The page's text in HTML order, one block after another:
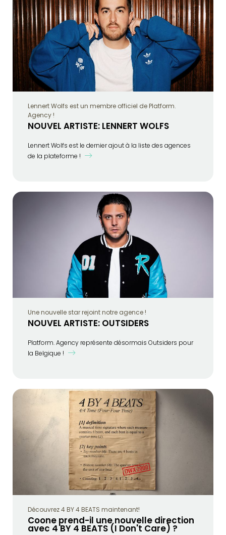
Lennert Wolfs est un membre officiel de Platform.
Agency !
NOUVEL ARTISTE: LENNERT WOLFS
Lennert Wolfs est le dernier ajout à la liste des agences
de la plateforme !
Une nouvelle star rejoint notre agence !
NOUVEL ARTISTE: OUTSIDERS
Platform. Agency représente désormais Outsiders pour
la Belgique !
Découvrez 4 BY 4 BEATS maintenant!
Coone prend-il une nouvelle direction
avec 4 BY 4 BEATS (I Don't Care) ?